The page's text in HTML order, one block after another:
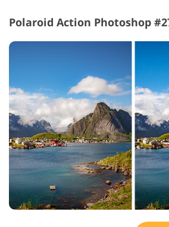
Polaroid Action Photoshop